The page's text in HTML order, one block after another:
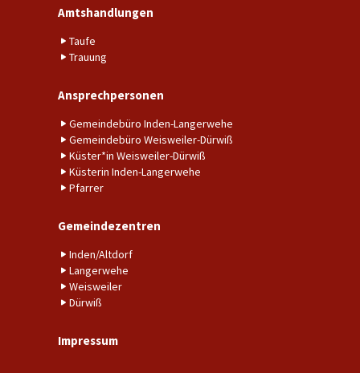
Amtshandlungen
Taufe
Trauung
Ansprechpersonen
Gemeindebüro Inden-Langerwehe
Gemeindebüro Weisweiler-Dürwiß
Küster*in Weisweiler-Dürwiß
Küsterin Inden-Langerwehe
Pfarrer
Gemeindezentren
Inden/Altdorf
Langerwehe
Weisweiler
Dürwiß
Impressum